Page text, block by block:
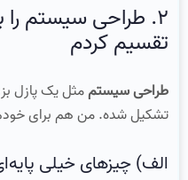
۲. طراحی سیستم
تقسیم کردم
طراحی سیستممثل یک پازل
تشکیل شده. من هم برای
الف) چیزهای خیلی